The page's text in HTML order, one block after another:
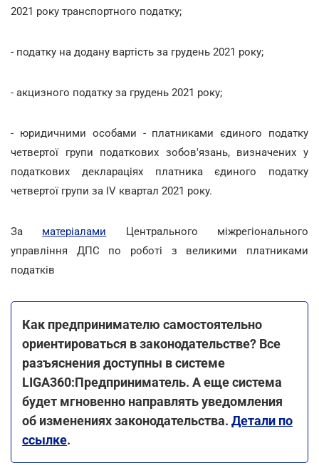
2021 року транспортного податку;
- податку на додану вартість за грудень 2021 року;
- акцизного податку за грудень 2021 року;
- юридичними особами - платниками єдиного податку
четвертої групи податкових зобов'язань, визначених у
податкових деклараціях платника єдиного податку
четвертої групи за ІV квартал 2021 року.
За матеріалами Центрального міжрегіонального
управління ДПС по роботі з великими платниками
податків
Как предпринимателю самостоятельно
ориентироваться в законодательстве? Все
разъяснения доступны в системе
LIGA360:Предприниматель. А еще система
будет мгновенно направлять уведомления
об изменениях законодательства. Детали по
ссылке.